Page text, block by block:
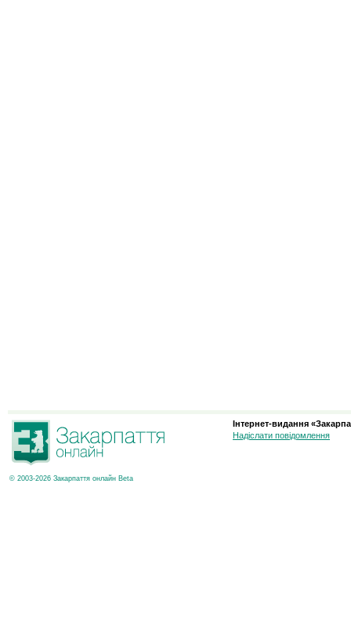
© 2003-2026 Закарпаття онлайн Beta
Інтернет-видання
Надіслати повідомлення